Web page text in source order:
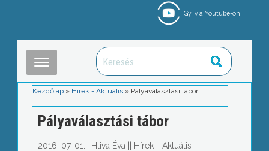
GyTv a Youtube-on
Kezdőlap » Hírek - Aktuális » Pályaválasztási tábor
Pályaválasztási tábor
2016. 07. 01. Hliva Éva Hírek - Aktuális